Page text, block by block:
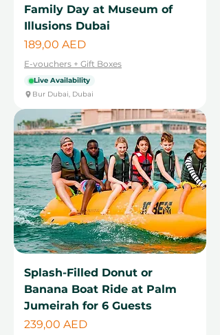
Family Day at Museum of
Illusions Dubai
Цена
189,00 AED
E-vouchers + Gift Boxes
Live Availability
Bur Dubai, Dubai
Splash-Filled Donut or
Banana Boat Ride at Palm
Jumeirah for 6 Guests
Цена
239,00 AED